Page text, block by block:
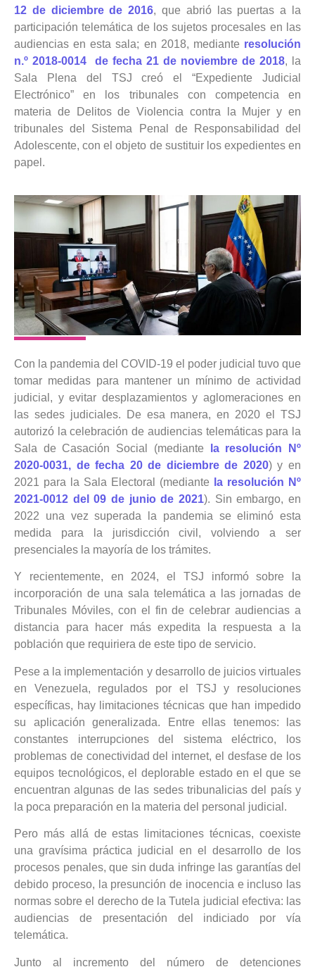
12 de diciembre de 2016, que abrió las puertas a la
participación telemática de los sujetos procesales en las
audiencias en esta sala; en 2018, mediante resolución
n.º 2018-0014 de fecha 21 de noviembre de 2018, la
Sala Plena del TSJ creó el “Expediente Judicial
Electrónico” en los tribunales con competencia en
materia de Delitos de Violencia contra la Mujer y en
tribunales del Sistema Penal de Responsabilidad del
Adolescente, con el objeto de sustituir los expedientes en
papel.
Con la pandemia del COVID-19 el poder judicial tuvo que
tomar medidas para mantener un mínimo de actividad
judicial, y evitar desplazamientos y aglomeraciones en
las sedes judiciales. De esa manera, en 2020 el TSJ
autorizó la celebración de audiencias telemáticas para la
Sala de Casación Social (mediante
la resolución Nº
2020-0031, de fecha 20 de diciembre de 2020) y en
2021 para la Sala Electoral (mediante
la resolución Nº
2021-0012 del 09 de junio de 2021). Sin embargo, en
2022 una vez superada la pandemia se eliminó esta
medida para la jurisdicción civil, volviendo a ser
presenciales la mayoría de los trámites.
Y recientemente, en 2024, el TSJ informó sobre la
incorporación de una sala telemática a las jornadas de
Tribunales Móviles, con el fin de celebrar audiencias a
distancia para hacer más expedita la respuesta a la
población que requiriera de este tipo de servicio.
Pese a la implementación y desarrollo de juicios virtuales
en Venezuela, regulados por el TSJ y resoluciones
específicas, hay limitaciones técnicas que han impedido
su aplicación generalizada. Entre ellas tenemos: las
constantes interrupciones del sistema eléctrico, los
problemas de conectividad del internet, el desfase de los
equipos tecnológicos, el deplorable estado en el que se
encuentran algunas de las sedes tribunalicias del país y
la poca preparación en la materia del personal judicial.
Pero más allá de estas limitaciones técnicas, coexiste
una gravísima práctica judicial en el desarrollo de los
procesos penales, que sin duda infringe las garantías del
debido proceso, la presunción de inocencia e incluso las
normas sobre el derecho de la Tutela judicial efectiva: las
audiencias de presentación del indiciado por vía
telemática.
Junto al incremento del número de detenciones